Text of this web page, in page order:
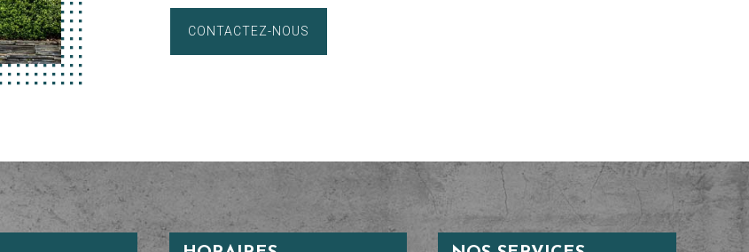
CONTACTEZ-NOUS